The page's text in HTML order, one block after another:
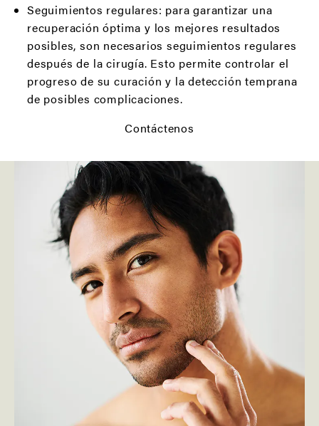
Seguimientos regulares: para garantizar una
recuperación óptima y los mejores resultados
posibles, son necesarios seguimientos regulares
después de la cirugía. Esto permite controlar el
progreso de su curación y la detección temprana
de posibles complicaciones.
Contáctenos